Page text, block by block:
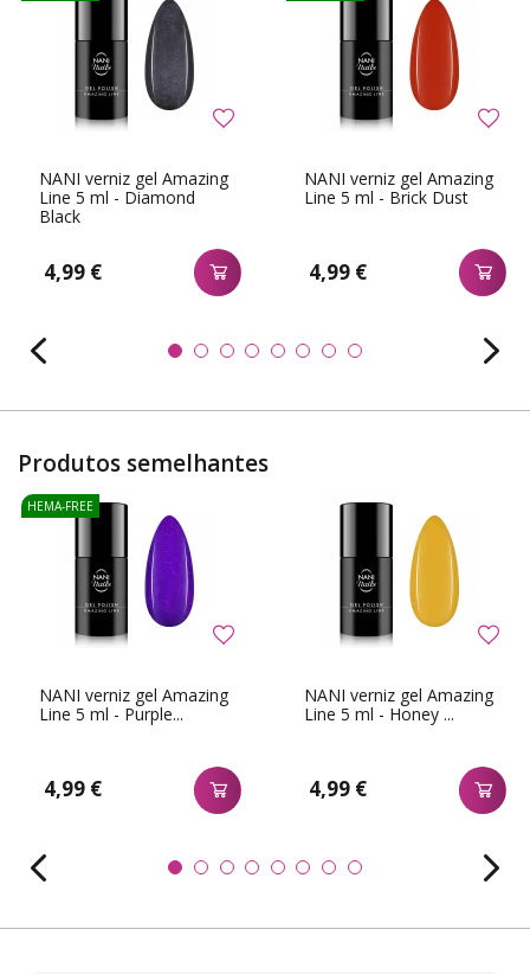
NANI verniz gel Amazing
Line 5 ml - Diamond
Black
4,99 €
NANI verniz gel Amazing
Line 5 ml - Brick Dust
4,99 €
Produtos semelhantes
NANI verniz gel Amazing
Line 5 ml - Purple...
4,99 €
HEMA-FREE
NANI verniz gel Amazing
Line 5 ml - Honey ...
4,99 €